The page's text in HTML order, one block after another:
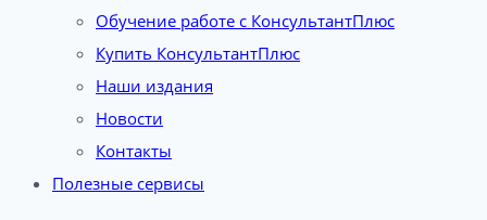
Обучение работе с КонсультантПлюс
Купить КонсультантПлюс
Наши издания
Новости
Контакты
Полезные сервисы